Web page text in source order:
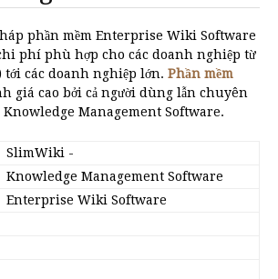
phần mềm Enterprise Wiki Software
phí phù hợp cho các doanh nghiệp từ
tới các doanh nghiệp lớn. Phần mềm
giá cao bởi cả người dùng lẫn chuyên
Management Software.
SlimWiki -
Knowledge Management Software
Enterprise Wiki Software